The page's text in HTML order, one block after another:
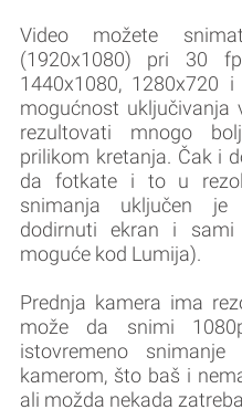
Video možete
(1920x1080) pri 30
1440x1080, 1280x720
mogućnost uključivanja
rezultovati mnogo
prilikom kretanja. Čak i
da fotkate i to u
snimanja uključen
dodirnuti ekran i
moguće kod Lumija).
Prednja kamera ima
može da snimi
istovremeno
kamerom, što baš i
ali možda nekada